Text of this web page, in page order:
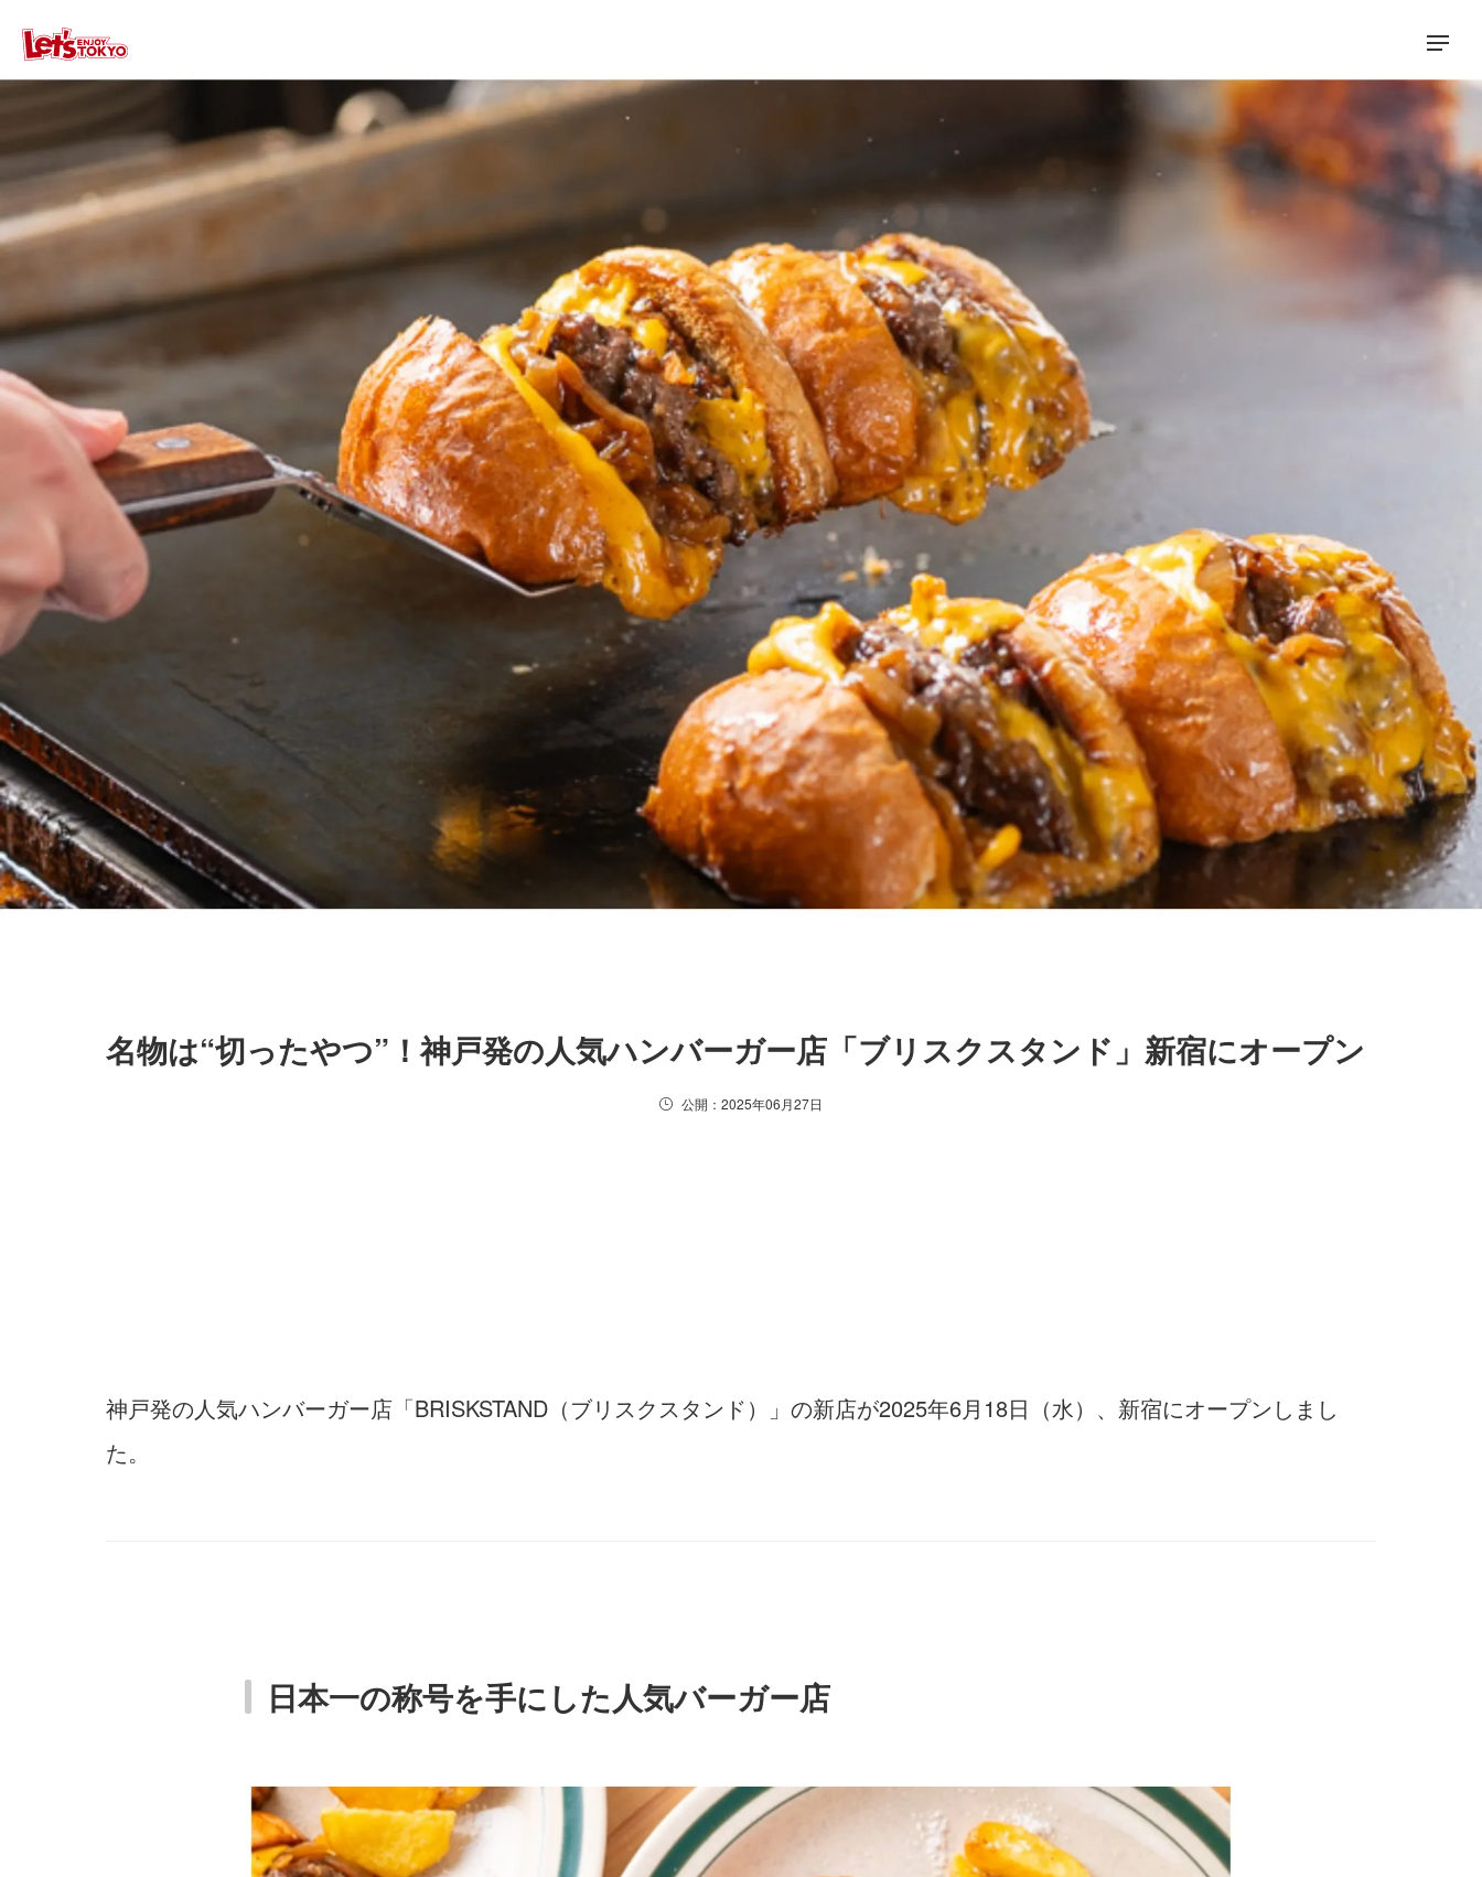
名物は“切ったやつ”！神戸発の人気ハンバーガー店「ブリスクスタンド」新宿にオープン
公開：2025年06月27日
神戸発の人気ハンバーガー店「BRISKSTAND（ブリスクスタンド）」の新店が2025年6月18日（水）、新宿にオープンしまし
た。
日本一の称号を手にした人気バーガー店